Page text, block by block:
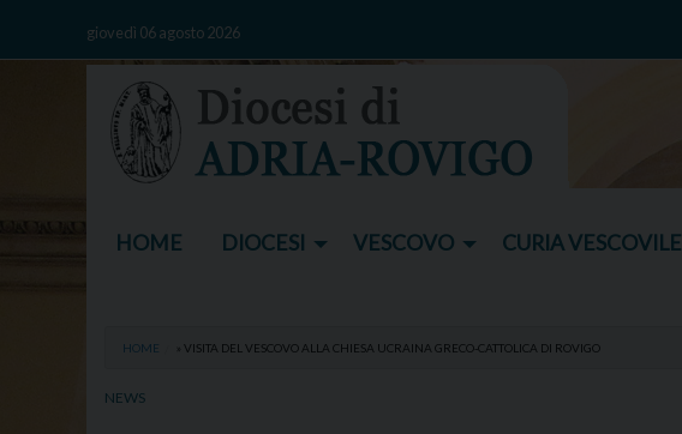
giovedì 06 agosto 2026
HOME DIOCESI VESCOVO CURIA VESCOVILE
HOME » VISITA DEL VESCOVO ALLA CHIESA UCRAINA GRECO-CATTOLICA DI ROVIGO
NEWS